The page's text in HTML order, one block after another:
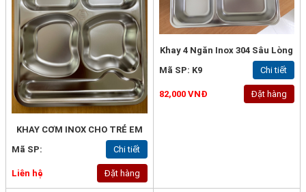
KHAY CƠM INOX CHO TRẺ EM
Mã SP:
Chi tiết
Liên hệ Đặt hàng
Khay 4 Ngăn Inox 304 Sâu Lòng
Mã SP: K9
Chi tiết
82,000 VNĐ Đặt hàng